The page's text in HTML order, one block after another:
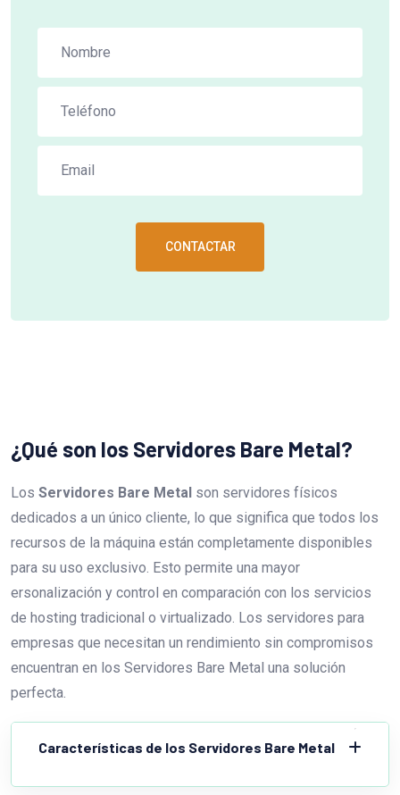
CONTACTAR
¿Qué son los Servidores Bare Metal?
Los Servidores Bare Metal son servidores físicos
dedicados a un único cliente, lo que significa que todos los
recursos de la máquina están completamente disponibles
para su uso exclusivo. Esto permite una mayor
ersonalización y control en comparación con los servicios
de hosting tradicional o virtualizado. Los servidores para
empresas que necesitan un rendimiento sin compromisos
encuentran en los Servidores Bare Metal una solución
perfecta.
Características de los Servidores Bare Metal